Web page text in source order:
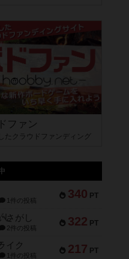
ファン
たクラウドファンディング
340 PT
1件の投稿
322 PT
さがし
2件の投稿
217 PT
イク
1件の投稿